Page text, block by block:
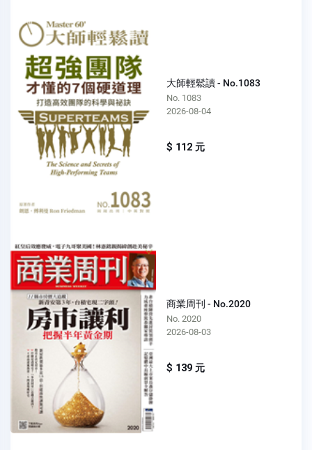
大師輕鬆讀 - No.1083
No. 1083
2026-08-04
$ 112 元
商業周刊 - No.2020
No. 2020
2026-08-03
$ 139 元